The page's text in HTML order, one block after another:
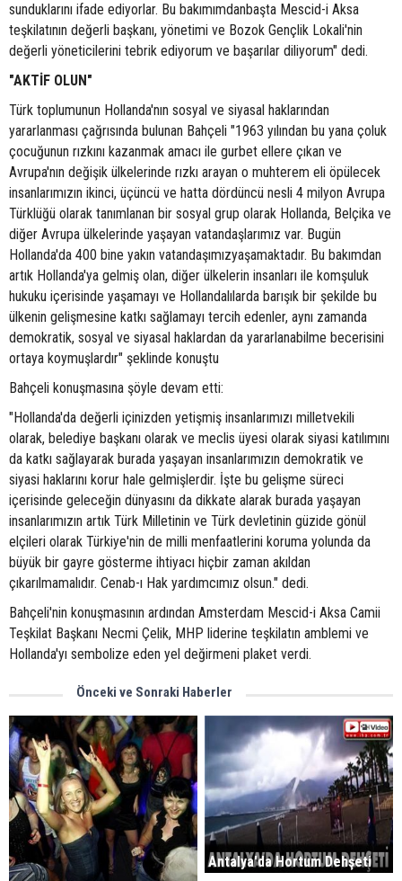
sunduklarını ifade ediyorlar. Bu bakımımdanbaşta Mescid-i Aksa
teşkilatının değerli başkanı, yönetimi ve Bozok Gençlik Lokali'nin
değerli yöneticilerini tebrik ediyorum ve başarılar diliyorum" dedi.
"AKTİF OLUN"
Türk toplumunun Hollanda'nın sosyal ve siyasal haklarından
yararlanması çağrısında bulunan Bahçeli "1963 yılından bu yana çoluk
çocuğunun rızkını kazanmak amacı ile gurbet ellere çıkan ve
Avrupa'nın değişik ülkelerinde rızkı arayan o muhterem eli öpülecek
insanlarımızın ikinci, üçüncü ve hatta dördüncü nesli 4 milyon Avrupa
Türklüğü olarak tanımlanan bir sosyal grup olarak Hollanda, Belçika ve
diğer Avrupa ülkelerinde yaşayan vatandaşlarımız var. Bugün
Hollanda'da 400 bine yakın vatandaşımızyaşamaktadır. Bu bakımdan
artık Hollanda'ya gelmiş olan, diğer ülkelerin insanları ile komşuluk
hukuku içerisinde yaşamayı ve Hollandalılarda barışık bir şekilde bu
ülkenin gelişmesine katkı sağlamayı tercih edenler, aynı zamanda
demokratik, sosyal ve siyasal haklardan da yararlanabilme becerisini
ortaya koymuşlardır" şeklinde konuştu
Bahçeli konuşmasına şöyle devam etti:
"Hollanda'da değerli içinizden yetişmiş insanlarımızı milletvekili
olarak, belediye başkanı olarak ve meclis üyesi olarak siyasi katılımını
da katkı sağlayarak burada yaşayan insanlarımızın demokratik ve
siyasi haklarını korur hale gelmişlerdir. İşte bu gelişme süreci
içerisinde geleceğin dünyasını da dikkate alarak burada yaşayan
insanlarımızın artık Türk Milletinin ve Türk devletinin güzide gönül
elçileri olarak Türkiye'nin de milli menfaatlerini koruma yolunda da
büyük bir gayre gösterme ihtiyacı hiçbir zaman akıldan
çıkarılmamalıdır. Cenab-ı Hak yardımcımız olsun." dedi.
Bahçeli'nin konuşmasının ardından Amsterdam Mescid-i Aksa Camii
Teşkilat Başkanı Necmi Çelik, MHP liderine teşkilatın amblemi ve
Hollanda'yı sembolize eden yel değirmeni plaket verdi.
Önceki ve Sonraki Haberler
Antalya'da Hortum Dehşeti